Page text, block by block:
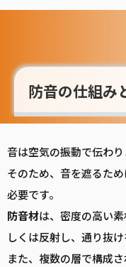
防音の仕組み
音は空気の振動で伝わり
そのため、音を遮るた
必要です。
防音材は、密度の高い
しくは反射し、通り抜け
また、複数の層で構成